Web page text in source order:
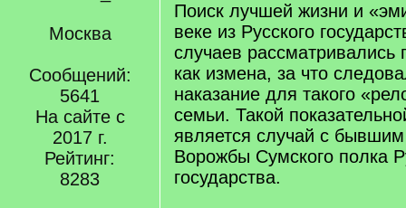
Москва
Сообщений:
5641
На сайте с
2017 г.
Рейтинг:
8283
Поиск лучшей жизни и
веке из Русского
случаев рассматривались
как измена, за что
наказание для такого
семьи. Такой
является случай с
Ворожбы Сумского полка
государства.